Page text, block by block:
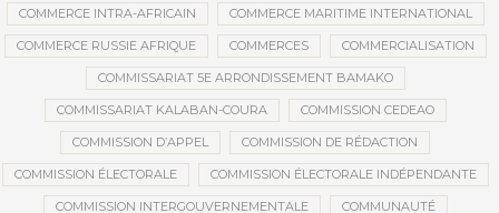
COMMERCE INTRA-AFRICAIN COMMERCE MARITIME INTERNATIONAL
COMMERCE RUSSIE AFRIQUE COMMERCES COMMERCIALISATION
COMMISSARIAT 5E ARRONDISSEMENT BAMAKO
COMMISSARIAT KALABAN-COURA COMMISSION CEDEAO
COMMISSION D’APPEL COMMISSION DE RÉDACTION
COMMISSION ÉLECTORALE COMMISSION ÉLECTORALE INDÉPENDANTE
COMMISSION INTERGOUVERNEMENTALE COMMUNAUTÉ